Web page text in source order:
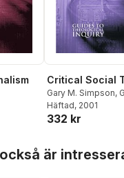
Critical Social
Gary M. Simpson,
Simpson
Häftad, 2001
332 kr
är